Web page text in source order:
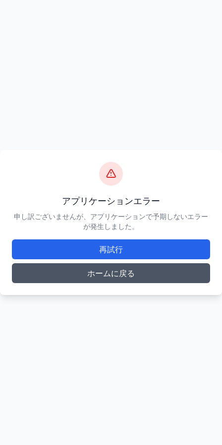
アプリケーションエラー
申し訳ございませんが、アプリケーションで予期しないエラー
が発生しました。
再試行
ホームに戻る